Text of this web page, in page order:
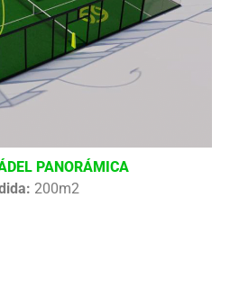
PANORÁMICA
200m2